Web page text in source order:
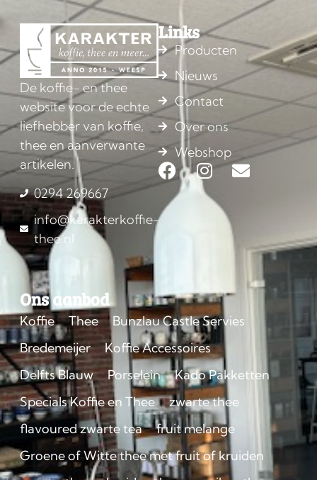
De koffie- en thee
website voor de echte
liefhebber van koffie,
thee en aanverwante
artikelen.
0294 269667
info@karakterkoffie-
thee.nl
Links
Producten
Nieuws
Contact
Over ons
Webshop
Ons aanbod
Koffie Thee
Bunzlau Castle Servies
Bredemeijer
Koffie Accessoires
Delfts Blauw
Porselein
Kado Pakketten
Specials Koffie en Thee
zwarte thee
flavoured zwarte tea
fruit melange
Groene of Witte thee met fruit of kruiden